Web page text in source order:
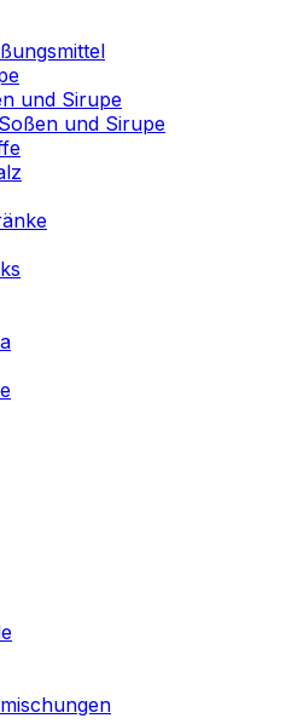
und Sirupe
und Sirupe